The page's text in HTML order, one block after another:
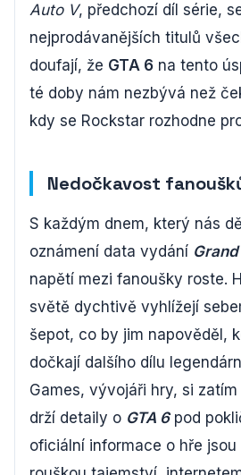
Auto V, předchozí díl série,
nejprodávanějších titulů
doufají, že GTA 6 na tento
té doby nám nezbývá než
kdy se Rockstar rozhodne
Nedočkavost
S každým dnem, který nás
oznámení data vydání
napětí mezi fanoušky roste.
světě dychtivě vyhlížejí
šepot, co by jim napověděl,
dočkají dalšího dílu
Games, vývojáři hry, si
drží detaily o GTA 6pod
oficiální informace o hře